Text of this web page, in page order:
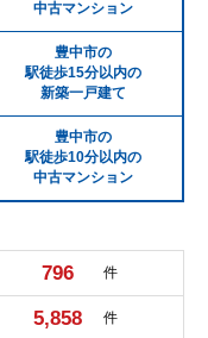
中古マンション
豊中市の
駅徒歩15分以内の
新築一戸建て
豊中市の
駅徒歩10分以内の
中古マンション
796 件
5,858 件